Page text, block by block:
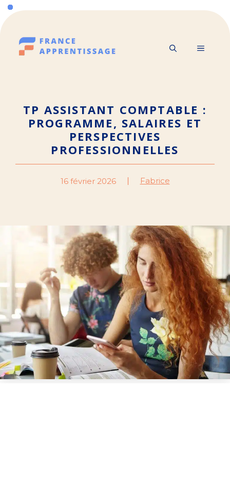
Aller
au
contenu
MENU
TP ASSISTANT COMPTABLE :
PROGRAMME, SALAIRES ET
PERSPECTIVES
PROFESSIONNELLES
16 février 2026 Fabrice